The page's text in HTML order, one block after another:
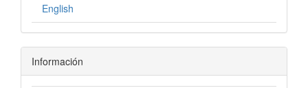
English
Información